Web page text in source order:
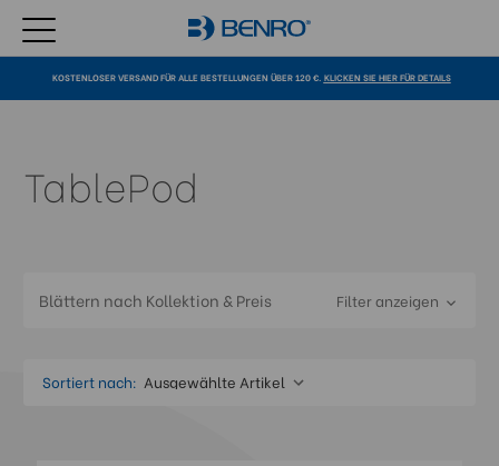
KOSTENLOSER VERSAND FÜR ALLE BESTELLUNGEN ÜBER 120 €. KLICKEN SIE HIER FÜR DETAILS
TablePod
Blättern nach Kollektion & Preis Filter anzeigen
Sortiert nach: